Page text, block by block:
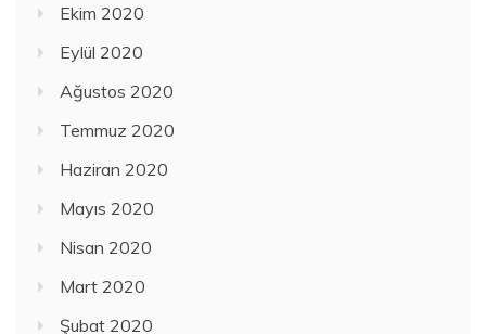
Ekim 2020
Eylül 2020
Ağustos 2020
Temmuz 2020
Haziran 2020
Mayıs 2020
Nisan 2020
Mart 2020
Şubat 2020